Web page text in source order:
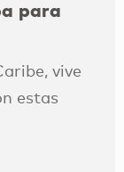
para
vive
estas